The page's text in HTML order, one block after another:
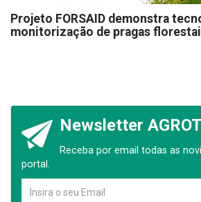
Projeto FORSAID demonstra
monitorização de pragas
Newsletter
Receba por email todas as
portal.